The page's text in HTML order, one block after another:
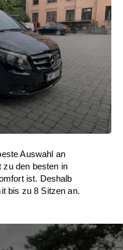
Auswahl an
zu den besten in
ist. Deshalb
bis zu 8 Sitzen an.